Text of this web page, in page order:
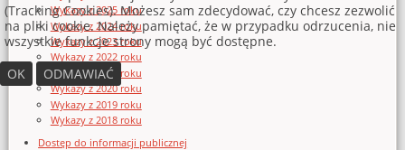
Wykazy z 2025 roku
Wykazy z 2024 roku
Wykazy z 2023 roku
Wykazy z 2022 roku
Wykazy z 2021 roku
Wykazy z 2020 roku
Wykazy z 2019 roku
Wykazy z 2018 roku
Dostęp do informacji publicznej
(Tracking Cookies). Możesz sam zdecydować, czy chcesz zezwolić
na pliki cookie. Należy pamiętać, że w przypadku odrzucenia, nie
wszystkie funkcje strony mogą być dostępne.
OK
ODMAWIAĆ